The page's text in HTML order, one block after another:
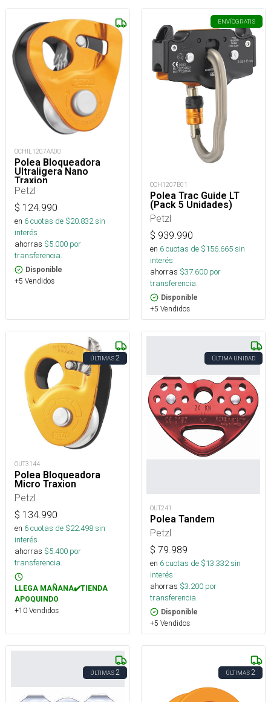
OCHIL1207AA00
Polea Bloqueadora
Ultraligera Nano
Traxion
Petzl
$ 124.990
en 6cuotas de $20.832sin
interés
ahorras $5.000 por
transferencia.
Disponible
+5 Vendidos
ENVÍOGRATIS
OCH1207B01
Polea Trac Guide LT
(Pack 5 Unidades)
Petzl
$ 939.990
en 6cuotas de $156.665sin
interés
ahorras $37.600 por
transferencia.
Disponible
+5 Vendidos
ÚLTIMAS2
OUT3144
Polea Bloqueadora
Micro Traxion
Petzl
$ 134.990
en 6cuotas de $22.498sin
interés
ahorras $5.400 por
transferencia.
LLEGA MAÑANA✔️TIENDA
APOQUINDO
+10 Vendidos
ÚLTIMA UNIDAD
OUT241
Polea Tandem
Petzl
$ 79.989
en 6cuotas de $13.332sin
interés
ahorras $3.200 por
transferencia.
Disponible
+5 Vendidos
ÚLTIMAS2 ÚLTIMAS2